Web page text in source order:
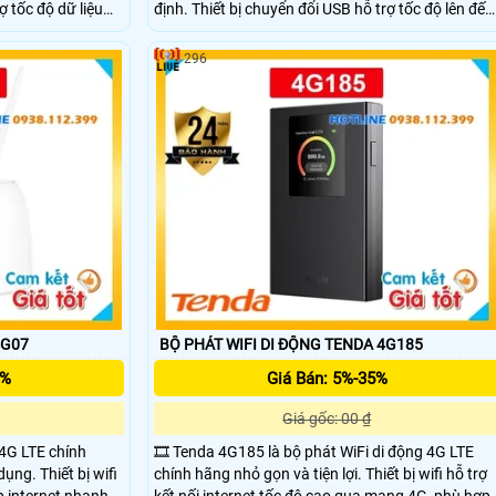
tốc độ dữ liệu
và
công suất
hợp cho cả
mà.
định. Thiết bị chuyển đổi USB hỗ trợ tốc độ lên đến
1201Mbps trên băng tần 5GHz và 574Mbps trên
băng tần 2.4GHz. Với công suất truyền tải dưới
20dBm, TENDA U18 phù hợp cho nhu cầu học tập,
làm việc và giải trí trực tuyến giá rẻ.
LTE chính
Thiết bị wifi
BỘ PHÁT WIFI DI ĐỘNG TENDA 4G185
Giá Bán: 5%-35%
Giá gốc: 00 ₫
🎞 Tenda 4G185 là bộ phát WiFi di động 4G LTE
chính hãng nhỏ gọn và tiện lợi. Thiết bị wifi hỗ trợ
296